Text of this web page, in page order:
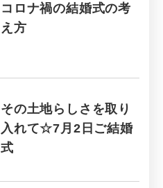
コロナ禍の結婚式の考
え方
その土地らしさを取り
入れて☆7月2日ご結婚
式